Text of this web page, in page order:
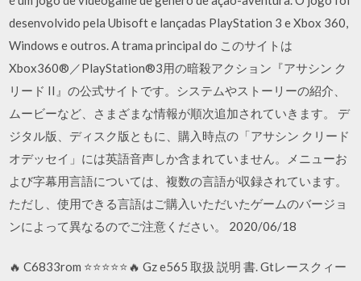
desenvolvido pela Ubisoft e lançadas PlayStation 3 e Xbox 360,
Windows e outros. A trama principal do このサイトは
Xbox360®／PlayStation®3用の暗殺アクション『アサシン ク
リード II』の公式サイトです。システムやストーリーの紹介、
ムービーなど、さまざまな情報が順次追加されていきます。 デ
ジタル版、ディスク版ともに、購入時点の「アサシン クリード
オデッセイ」には英語音声しか含まれていません。メニューお
よび字幕用言語については、複数の言語が収録されています。
ただし、使用できる言語はご購入いただいたゲームのバージョ
ンによって異なるのでご注意ください。 2020/06/18
🔥 C6833rom ⭐⭐⭐⭐⭐🔥 Gz e565 取扱 説明 書. Gtレースクィー